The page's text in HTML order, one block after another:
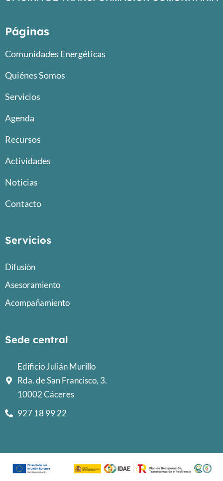
Páginas
Comunidades Energéticas
Quiénes Somos
Servicios
Agenda
Recursos
Actividades
Noticias
Contacto
Servicios
Difusión
Asesoramiento
Acompañamiento
Sede central
Edificio Julián Murillo
Rda. de San Francisco, 3.
10002 Cáceres
927 18 99 22